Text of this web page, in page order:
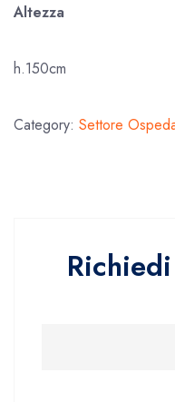
Altezza
h.150cm
Category: Settore